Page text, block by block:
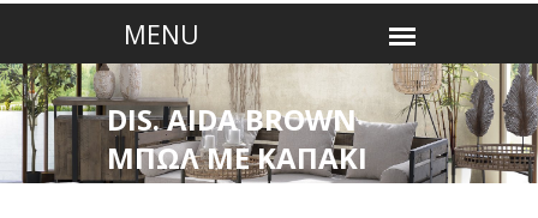
DIS. AIDA BROWN
ΜΠΩΛ ΜΕ ΚΑΠΑΚΙ
14,5Χ6ΕΚ.